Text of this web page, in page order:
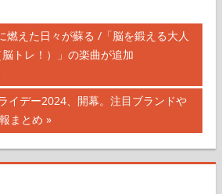
燃えた日々が蘇る /「脳を鍛える大人
トレ！）」の楽曲が追加
イデー2024、開幕。注目ブランドや
まとめ